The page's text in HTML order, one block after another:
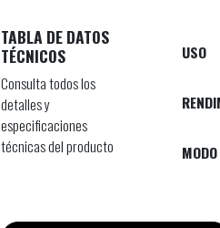
TABLA DE DATOS
TÉCNICOS
Consulta todos los
detalles y
especificaciones
técnicas del producto
USO